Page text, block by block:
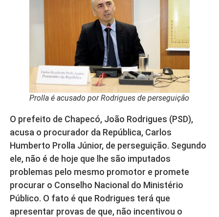
Prolla é acusado por Rodrigues de perseguição
O prefeito de Chapecó, João Rodrigues (PSD),
acusa o procurador da República, Carlos
Humberto Prolla Júnior, de perseguição. Segundo
ele, não é de hoje que lhe são imputados
problemas pelo mesmo promotor e promete
procurar o Conselho Nacional do Ministério
Público. O fato é que Rodrigues terá que
apresentar provas de que, não incentivou o